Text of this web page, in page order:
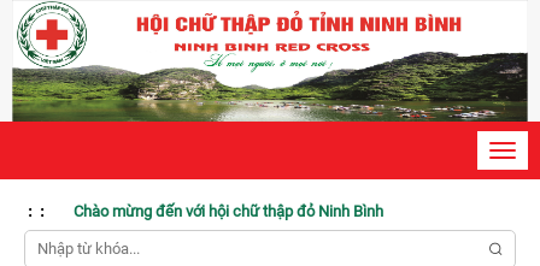
: :
mừng đến với hội chữ thập đỏ Ninh Bình